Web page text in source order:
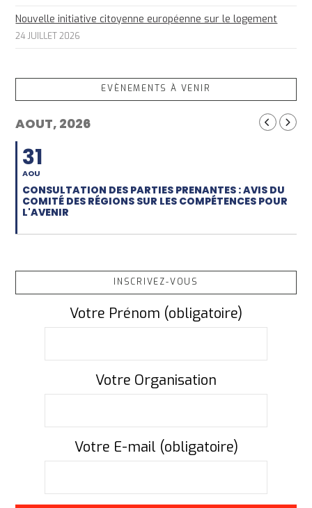
Nouvelle initiative citoyenne européenne sur le logement
24 JUILLET 2026
EVÈNEMENTS À VENIR
AOUT, 2026
31
AOU
CONSULTATION DES PARTIES PRENANTES : AVIS DU
COMITÉ DES RÉGIONS SUR LES COMPÉTENCES POUR
L'AVENIR
INSCRIVEZ-VOUS
Votre Prénom (obligatoire)
Votre Organisation
Votre E-mail (obligatoire)